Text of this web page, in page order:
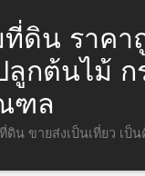
ดิน ราคา
กต้นไม้ ก
ฑล
ดิน ขายส่งเป็นเที่ยว เ